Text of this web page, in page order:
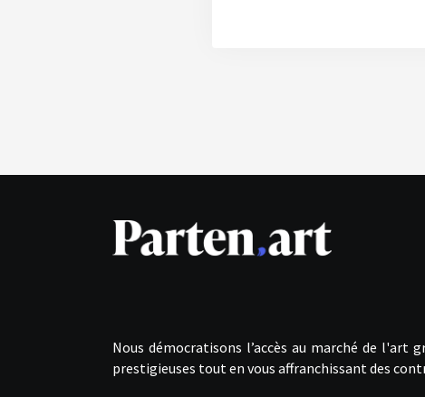
Nous démocratisons l’accès au marché de
prestigieuses tout en vous affranchissant des